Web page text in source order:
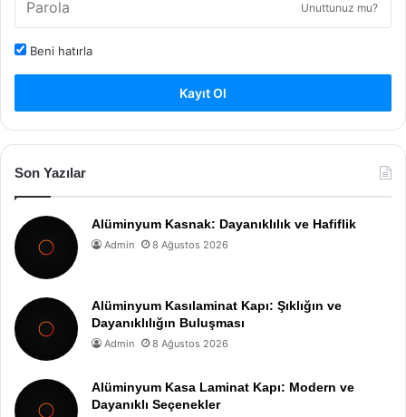
Unuttunuz mu?
Beni hatırla
Kayıt Ol
Son Yazılar
Alüminyum Kasnak: Dayanıklılık ve Hafiflik
Admin 8 Ağustos 2026
Alüminyum Kasılaminat Kapı: Şıklığın ve
Dayanıklılığın Buluşması
Admin 8 Ağustos 2026
Alüminyum Kasa Laminat Kapı: Modern ve
Dayanıklı Seçenekler